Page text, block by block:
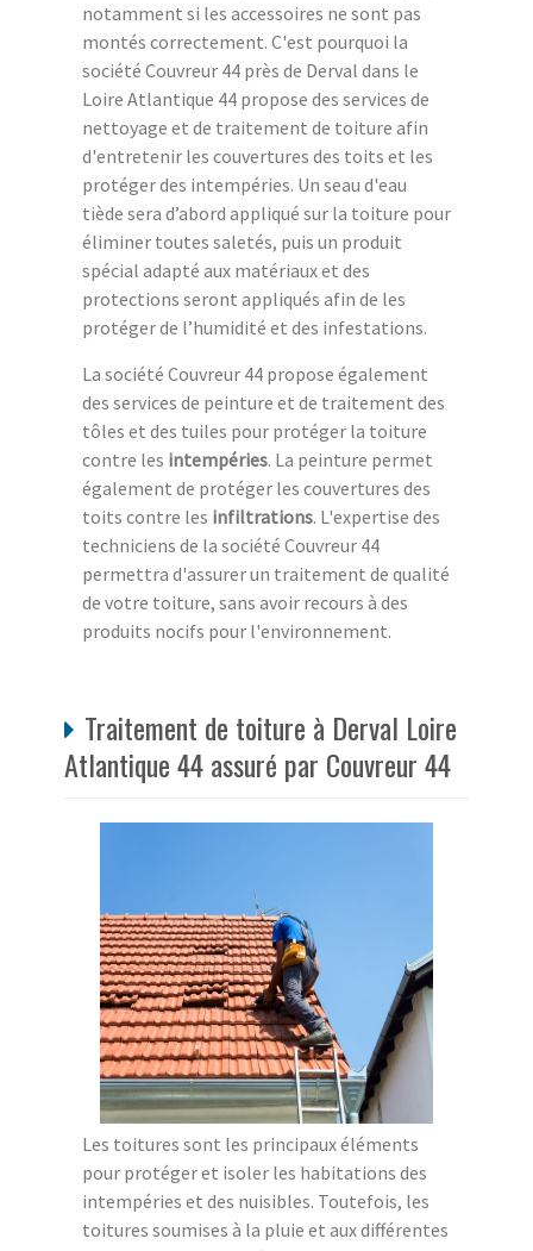
notamment si les accessoires ne sont pas
montés correctement. C'est pourquoi la
société Couvreur 44 près de Derval dans le
Loire Atlantique 44 propose des services de
nettoyage et de traitement de toiture afin
d'entretenir les couvertures des toits et les
protéger des intempéries. Un seau d'eau
tiède sera d’abord appliqué sur la toiture pour
éliminer toutes saletés, puis un produit
spécial adapté aux matériaux et des
protections seront appliqués afin de les
protéger de l’humidité et des infestations.
La société Couvreur 44 propose également
des services de peinture et de traitement des
tôles et des tuiles pour protéger la toiture
contre les intempéries. La peinture permet
également de protéger les couvertures des
toits contre les infiltrations. L'expertise des
techniciens de la société Couvreur 44
permettra d'assurer un traitement de qualité
de votre toiture, sans avoir recours à des
produits nocifs pour l'environnement.
Traitement de toiture à Derval Loire
Atlantique 44 assuré par Couvreur 44
Les toitures sont les principaux éléments
pour protéger et isoler les habitations des
intempéries et des nuisibles. Toutefois, les
toitures soumises à la pluie et aux différentes